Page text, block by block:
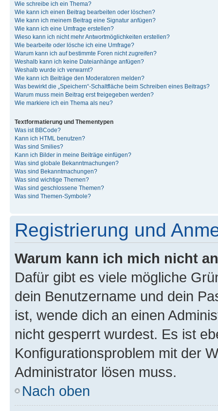
Wie schreibe ich ein Thema?
Wie kann ich einen Beitrag bearbeiten oder löschen?
Wie kann ich meinem Beitrag eine Signatur anfügen?
Wie kann ich eine Umfrage erstellen?
Wieso kann ich nicht mehr Antwortmöglichkeiten erstellen?
Wie bearbeite oder lösche ich eine Umfrage?
Warum kann ich auf bestimmte Foren nicht zugreifen?
Weshalb kann ich keine Dateianhänge anfügen?
Weshalb wurde ich verwarnt?
Wie kann ich Beiträge den Moderatoren melden?
Was bewirkt die „Speichern“-Schaltfläche beim Schreiben eines Beitrags?
Warum muss mein Beitrag erst freigegeben werden?
Wie markiere ich ein Thema als neu?
Textformatierung und Thementypen
Was ist BBCode?
Kann ich HTML benutzen?
Was sind Smilies?
Kann ich Bilder in meine Beiträge einfügen?
Was sind globale Bekanntmachungen?
Was sind Bekanntmachungen?
Was sind wichtige Themen?
Was sind geschlossene Themen?
Was sind Themen-Symbole?
Registrierung und
Warum kann ich mich nicht
Dafür gibt es viele mögliche
dein Benutzername und dein
ist, wende dich an einen
nicht gesperrt wurdest. Es ist
Konfigurationsproblem mit der
Administrator lösen muss.
Nach oben